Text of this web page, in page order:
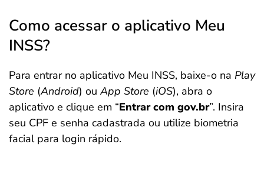
Como acessar o aplicativo Meu
INSS?
Para entrar no aplicativo Meu INSS, baixe-o na Play
Store (Android) ou App Store (iOS), abra o
aplicativo e clique em “Entrar com gov.br”. Insira
seu CPF e senha cadastrada ou utilize biometria
facial para login rápido.